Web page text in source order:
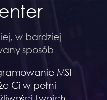
w bardziej
sposób
MSI
Ci w pełni